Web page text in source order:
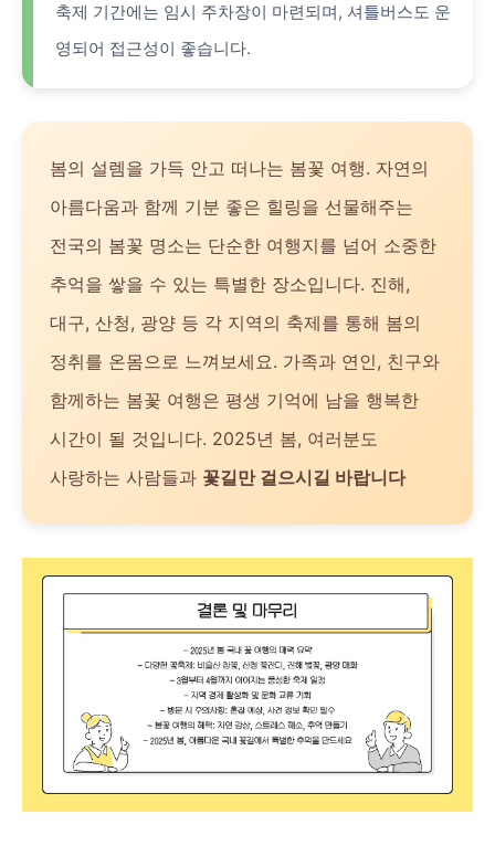
축제 기간에는 임시 주차장이 마련되며, 셔틀버스도 운
영되어 접근성이 좋습니다.
봄의 설렘을 가득 안고 떠나는 봄꽃 여행. 자연의
아름다움과 함께 기분 좋은 힐링을 선물해주는
전국의 봄꽃 명소는 단순한 여행지를 넘어 소중한
추억을 쌓을 수 있는 특별한 장소입니다. 진해,
대구, 산청, 광양 등 각 지역의 축제를 통해 봄의
정취를 온몸으로 느껴보세요. 가족과 연인, 친구와
함께하는 봄꽃 여행은 평생 기억에 남을 행복한
시간이 될 것입니다. 2025년 봄, 여러분도
사랑하는 사람들과 꽃길만 걸으시길 바랍니다